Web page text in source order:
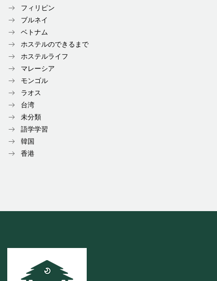
フィリピン
ブルネイ
ベトナム
ホステルのできるまで
ホステルライフ
マレーシア
モンゴル
ラオス
台湾
未分類
語学学習
韓国
香港